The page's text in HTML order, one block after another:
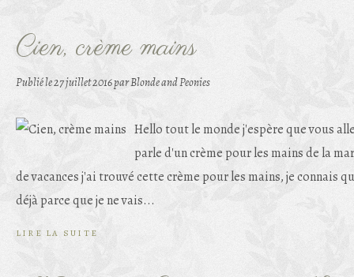
Cien, crème mains
Publié le27 juillet 2016par Blonde and Peonies
Hello tout le monde j'espère que vous
parle d'un crème pour les mains de la
de vacances j'ai trouvé cette crème pour les mains, je connais
déjà parce que je ne vais...
LIRE LA SUITE